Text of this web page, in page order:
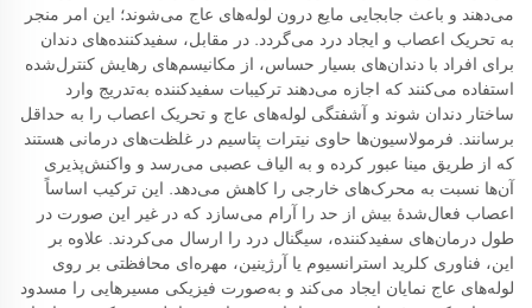
می‌دهند و باعث جابجایی مایع درون لوله‌های عاج می‌شوند؛ این امر منجر
به تحریک اعصاب و ایجاد درد می‌گردد. در مقابل، سفیدکننده‌های دندان
برای افراد با دندان‌های بسیار حساس، از مکانیسم‌های رهایش کنترل‌شده
استفاده می‌کنند که اجازه می‌دهند ترکیبات سفیدکننده به‌تدریج وارد
ساختار دندان شوند و آشفتگی لوله‌های عاج و تحریک اعصاب را به حداقل
برسانند. فرمولاسیون‌ها حاوی نیترات پتاسیم در غلظت‌های درمانی هستند
که از طریق مینا عبور کرده و به الیاف عصبی می‌رسد و واکنش‌پذیری
آن‌ها نسبت به محرک‌های خارجی را کاهش می‌دهد. این ترکیب اساساً
اعصاب فعال‌شدهٔ بیش از حد را آرام می‌سازد که در غیر این صورت در
طول درمان‌های سفیدکننده، سیگنال درد را ارسال می‌کردند. علاوه بر
این، فناوری کلرید استرانسیوم یا آرژینین، مهره‌ای محافظتی بر روی
لوله‌های عاج نمایان ایجاد می‌کند و به‌صورت فیزیکی مسیرهایی را مسدود